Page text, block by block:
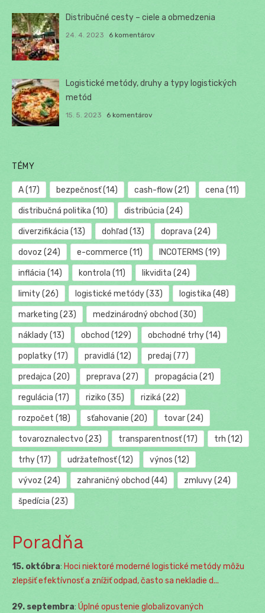
Distribučné cesty – ciele a obmedzenia
24. 4. 2023 6 komentárov
Logistické metódy, druhy a typy logistických
metód
15. 5. 2023 6 komentárov
TÉMY
A(17) bezpečnosť(14) cash-flow(21) cena (11)
distribučná politika (10) distribúcia (24)
diverzifikácia (13) dohľad (13) doprava (24)
dovoz (24) e-commerce (11) INCOTERMS (19)
inflácia (14) kontrola (11) likvidita (24)
limity(26) logistické metódy(33) logistika (48)
marketing (23) medzinárodný obchod (30)
náklady(13) obchod (129) obchodné trhy(14)
poplatky(17) pravidlá (12) predaj (77)
predajca (20) preprava (27) propagácia (21)
regulácia (17) riziko (35) riziká (22)
rozpočet (18) sťahovanie (20) tovar(24)
tovaroznalectvo (23) transparentnosť(17) trh (12)
trhy(17) udržateľnosť(12) výnos (12)
vývoz (24) zahraničný obchod (44) zmluvy(24)
špedícia (23)
Poradňa
15. októbra: Hoci niektoré moderné logistické metódy môžu
zlepšiť efektívnosť a znížiť odpad, často sa nekladie d...
29. septembra: Úplné opustenie globalizovaných